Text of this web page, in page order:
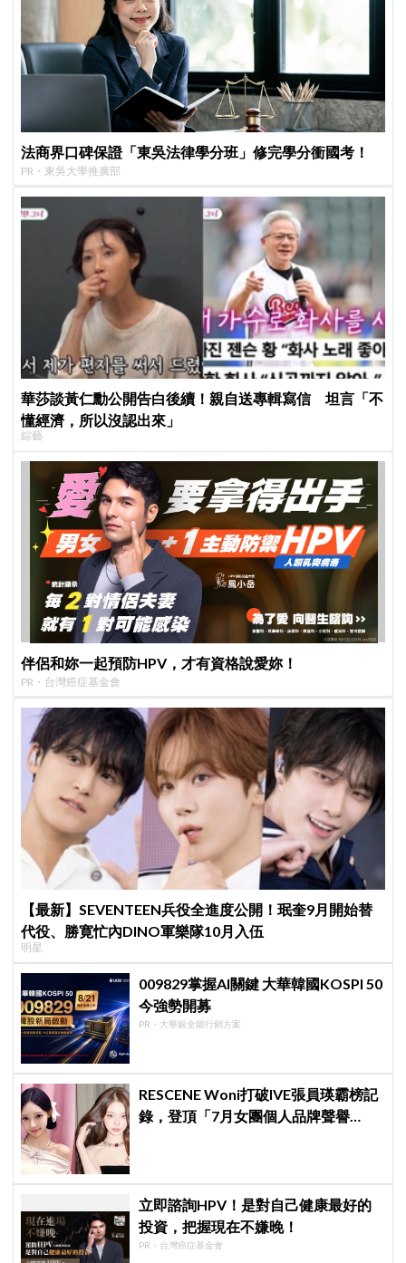
法商界口碑保證「東吳法律學分班」修完學分衝國考！
PR・東吳大學推廣部
華莎談黃仁勳公開告白後續！親自送專輯寫信 坦言「不
懂經濟，所以沒認出來」
綜藝
伴侶和妳一起預防HPV，才有資格說愛妳！
PR・台灣癌症基金會
【最新】SEVENTEEN兵役全進度公開！珉奎9月開始替
代役、勝寛忙內DINO軍樂隊10月入伍
明星
009829掌握AI關鍵 大華韓國KOSPI 50
今強勢開募
PR・大華銀全能行銷方案
RESCENE Woni打破IVE張員瑛霸榜記
錄，登頂「7月女團個人品牌聲譽
立即諮詢HPV！是對自己健康最好的
投資，把握現在不嫌晚！
PR・台灣癌症基金會